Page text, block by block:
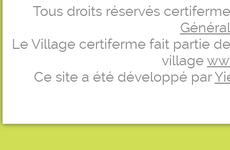
Tous droits réservés
Le Village certiferme fait partie
village
Ce site a été développé par